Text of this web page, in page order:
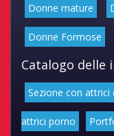
Donne mature
Donne Formose
Catalogo delle
Sezione con
attrici porno